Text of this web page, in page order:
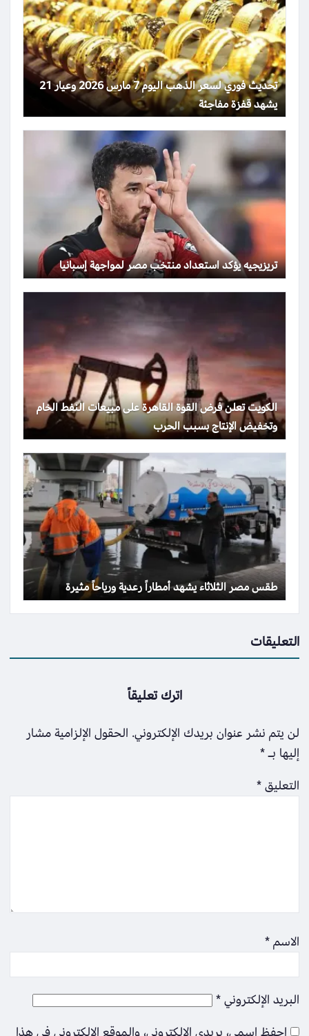
تحديث فوري لسعر الذهب اليوم 7 مارس 2026 وعيار 21
يشهد قفزة مفاجئة
تريزيجيه يؤكد استعداد منتخب مصر لمواجهة إسبانيا
الكويت تعلن فرض القوة القاهرة على مبيعات النفط الخام
وتخفيض الإنتاج بسبب الحرب
طقس مصر الثلاثاء يشهد أمطاراً رعدية ورياحاً مثيرة
التعليقات
اترك تعليقاً
لن يتم نشر عنوان بريدك الإلكتروني. الحقول الإلزامية مشار
إليها بـ*
التعليق*
الاسم*
البريد الإلكتروني*